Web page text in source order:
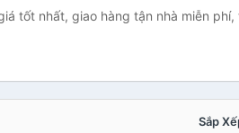
tốt nhất, giao hàng tận nhà miễn phí,
Sắp